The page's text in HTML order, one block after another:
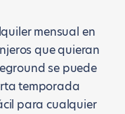
mensual en
que quieran
se puede
temporada
para cualquier